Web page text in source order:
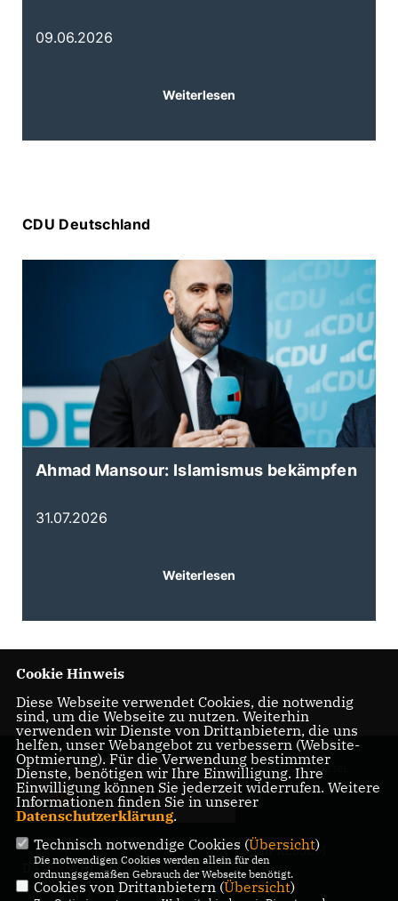
09.06.2026
Weiterlesen
CDU Deutschland
Ahmad Mansour: Islamismus bekämpfen
31.07.2026
Weiterlesen
Politische Partei
IMPRESSUM
DATENSCHUTZ
KONTAKT
Cookie Hinweis
Diese Webseite verwendet Cookies, die notwendig
sind, um die Webseite zu nutzen. Weiterhin
verwenden wir Dienste von Drittanbietern, die uns
helfen, unser Webangebot zu verbessern (Website-
Optmierung). Für die Verwendung bestimmter
Dienste, benötigen wir Ihre Einwilligung. Ihre
Einwilligung können Sie jederzeit widerrufen. Weitere
Informationen finden Sie in unserer
Datenschutzerklärung.
Technisch notwendige Cookies (Übersicht)
Die notwendigen Cookies werden allein für den
ordnungsgemäßen Gebrauch der Webseite benötigt.
Cookies von Drittanbietern (Übersicht)